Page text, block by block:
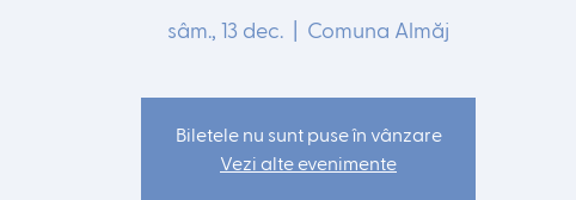
sâm., 13 dec. Comuna Almăj
Biletele nu sunt puse în vânzare
Vezi alte evenimente